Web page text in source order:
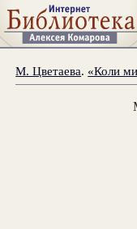
М. Цветаева. «Коли